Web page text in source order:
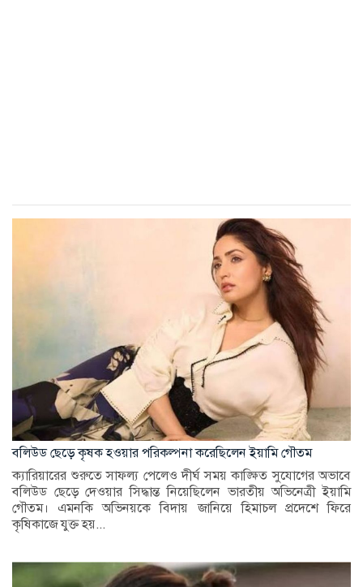
বলিউড ছেড়ে কৃষক হওয়ার পরিকল্পনা করেছিলেন ইয়ামি গৌতম
ক্যারিয়ারের শুরুতে সাফল্য পেলেও দীর্ঘ সময় কাঙ্ক্ষিত সুযোগের অভাবে
বলিউড ছেড়ে দেওয়ার সিদ্ধান্ত নিয়েছিলেন ভারতীয় অভিনেত্রী ইয়ামি
গৌতম। এমনকি অভিনয়কে বিদায় জানিয়ে হিমাচল প্রদেশে ফিরে
কৃষিকাজে যুক্ত হয়...